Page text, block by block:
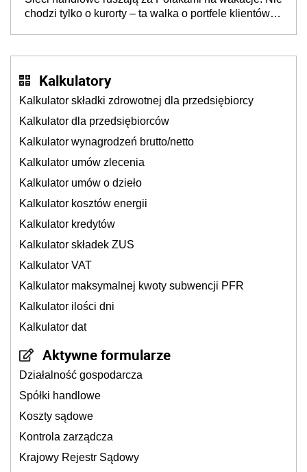
chodzi tylko o kurorty – ta walka o portfele klientów
Kalkulatory
Kalkulator składki zdrowotnej dla przedsiębiorcy
Kalkulator dla przedsiębiorców
Kalkulator wynagrodzeń brutto/netto
Kalkulator umów zlecenia
Kalkulator umów o dzieło
Kalkulator kosztów energii
Kalkulator kredytów
Kalkulator składek ZUS
Kalkulator VAT
Kalkulator maksymalnej kwoty subwencji PFR
Kalkulator ilości dni
Kalkulator dat
Aktywne formularze
Działalność gospodarcza
Spółki handlowe
Koszty sądowe
Kontrola zarządcza
Krajowy Rejestr Sądowy